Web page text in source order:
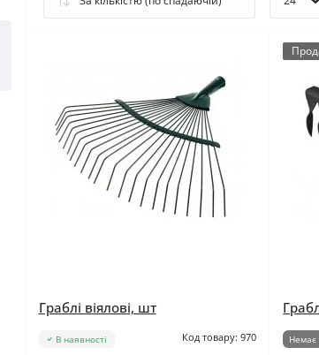
Граблі віялові, шт
В наявності Код товару: 970 Немає